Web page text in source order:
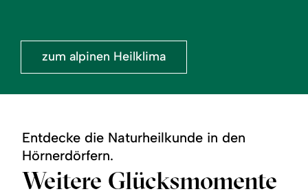
zum alpinen Heilklima
Entdecke die Naturheilkunde in den
Hörnerdörfern.
Weitere Glücksmomente